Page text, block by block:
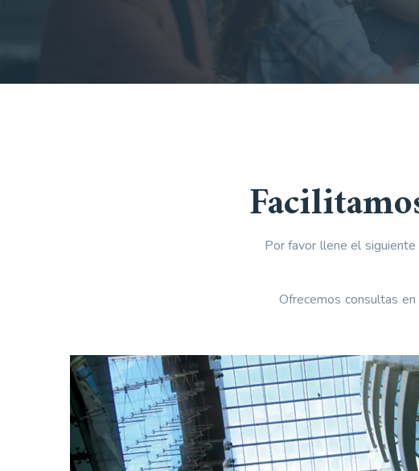
Por favor llene el
Ofrecemos consultas